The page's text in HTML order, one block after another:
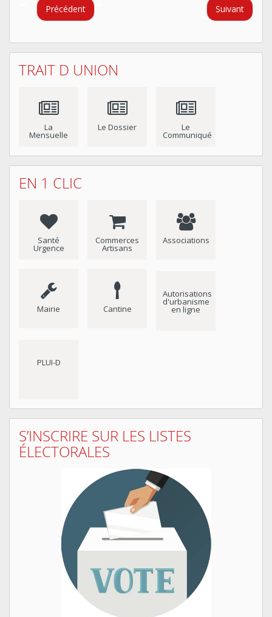
Précédent Suivant
TRAIT D UNION
La
Mensuelle
Le Dossier Le
Communiqué
EN 1 CLIC
Santé
Urgence
Commerces
Artisans
Associations
Mairie Cantine
Autorisations
d'urbanisme
en ligne
PLUI-D
S’INSCRIRE SUR LES LISTES
ÉLECTORALES